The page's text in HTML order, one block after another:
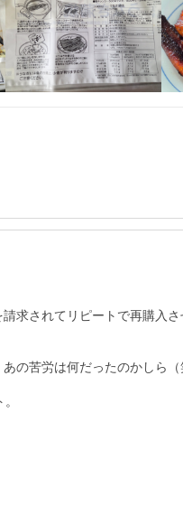
求されてリピートで再購入さ
の苦労は何だったのかしら（